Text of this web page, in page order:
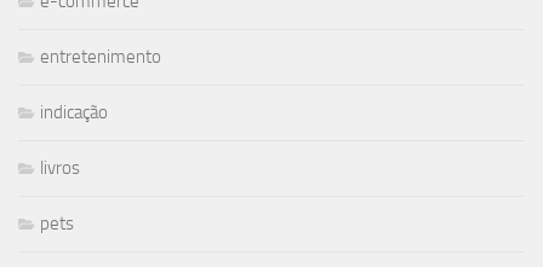
entretenimento
indicação
livros
pets